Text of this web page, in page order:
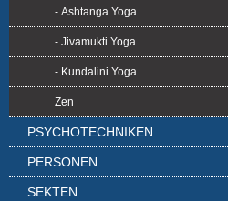
- Ashtanga Yoga
- Jivamukti Yoga
- Kundalini Yoga
Zen
PSYCHOTECHNIKEN
PERSONEN
SEKTEN